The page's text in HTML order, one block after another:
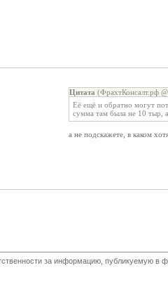
Цитата (ФрахтКонсалт.рф
Её ещё и обратно могут
сумма там была не 10 тыр,
а не подскажете, в каком
за информацию, публикуемую